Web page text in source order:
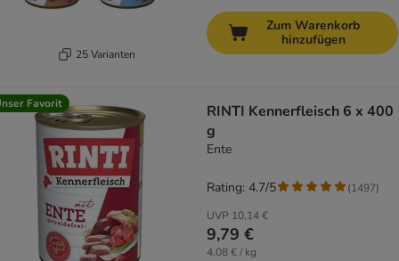
25 Varianten
Zum Warenkorb
hinzufügen
Favorit
RINTI Kennerfleisch 6 x 400
g
Ente
UVP 10,14 €
9,79 €
4,08 € / kg
Rating: 4.7/5 (1497)